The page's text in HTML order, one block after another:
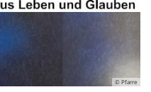
© Pfarre